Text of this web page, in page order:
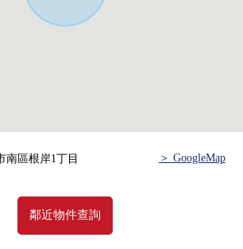
，充實
方面給予幫助的━━━━━・・・
南區根岸1丁目 ＞ GoogleMap
鄰近物件查詢